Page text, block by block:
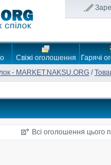
Свіжі оголошення Гарячі
- MARKET.NAKSU.ORG /
Всі оголошення цього